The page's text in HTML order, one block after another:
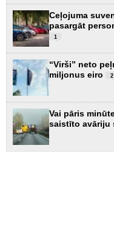
Ceļojuma
pasargāt
1
“Virši” neto
miljonus eiro
2
Vai pāris
saistīto avāriju